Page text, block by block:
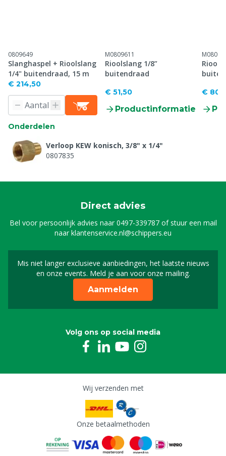
0809649
Slanghaspel + Rioolslang
1/4" buitendraad, 15 m
€ 214,50
M0809611
Rioolslang 1/8”
buitendraad
€ 51,50
Productinformatie
€
Onderdelen
Verloop KEW konisch, 3/8" x 1/4"
0807835
Direct advies
Bel voor persoonlijk advies naar0497-339787of stuur een mail
naarklantenservice.nl@schippers.eu
Mis niet langer exclusieve aanbiedingen, het laatste nieuws
en onze events. Meld je aan voor onze mailing.
Schrijf je in voor onze
Aanmelden
Volg ons op social media
Wij verzenden met
Onze betaalmethoden